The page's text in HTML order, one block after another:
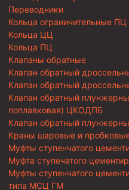
Переводники
Кольца ограничительные
Кольца ЦЦ
Кольца ПЦ
Клапаны обратные
Клапан обратный
Клапан обратный
Клапан обратный
поплавковая) ЦКОДПБ
Клапан обратный
Краны шаровые и
Муфты ступенчатого
Муфта ступечатого
Муфты ступенчатого
типа МСЦ ГМ